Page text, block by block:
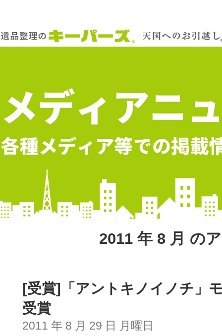
2011 年 8 月 の
[受賞]「アントキノイノチ」
受賞
2011 年 8 月 29 日 月曜日